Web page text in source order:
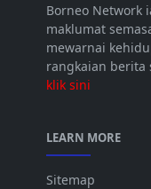
Borneo Network
maklumat
mewarnai
rangkaian berita
klik sini
LEARN MORE
Sitemap